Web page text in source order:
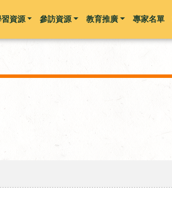
跳到主要內容
習資源 參訪資源 教育推廣 專家名單